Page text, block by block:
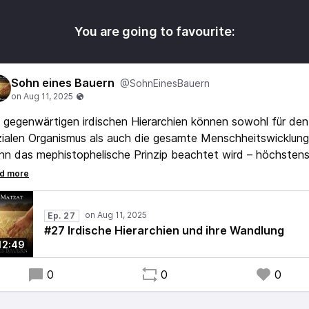
You are going to favourite:
Sohn eines Bauern @SohnEinesBauern
gegenwärtigen irdischen Hierarchien können sowohl für den
Organismus als auch die gesamte
das mephistophelische Prinzip beachtet wird – höchstens
eine Wohltat sein.
wird sich schon sehr bald neu ordnen.
wer wird führen?
wo ist jener Mensch bzw. sind jene Menschen zu finden?
Ep. 27
#27 Irdische Hierarchien und ihre Wandlung
0 0 0